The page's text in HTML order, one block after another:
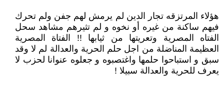
هؤلاء المرتزقه تجار الدين لم يرمش لهم جفن ولم تحرك
فيهم ساكنة من غيره أو نخوه و لم تثيرهم مشاهد سحل
الفتاه المصرية وتعريتها من ثيابها !! الفتاة المصرية
العظيمة المناضلة من اجل حلم الحرية والعدالة لم لا وقد
سبق و استباحوا حلمها واغتصبوه و جعلوه عنوانا لحزب لا
يعرف للحرية والعدالة سبيلا !